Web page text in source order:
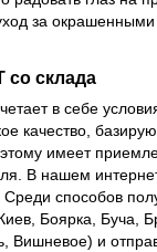
за окрашенными
со склада
в себе
качество,
имеет
В нашем
способов
Боярка, Буча,
Вишневое) и